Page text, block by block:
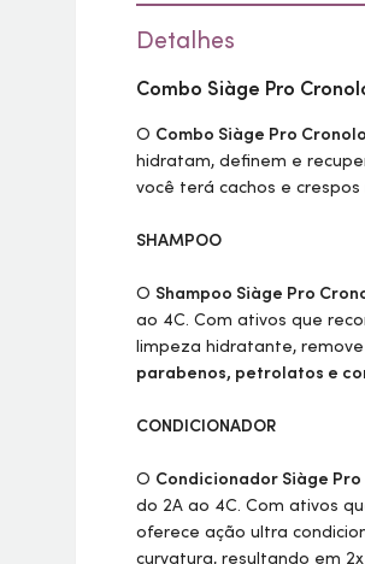
Detalhes
Combo Siàge Pro
O Combo Siàge Pro
hidratam, definem e
você terá cachos e
SHAMPOO
O Shampoo Siàge Pro
ao 4C. Com ativos que
limpeza hidratante,
parabenos, petrolatos e
CONDICIONADOR
O Condicionador Siàge
do 2A ao 4C. Com ativos
oferece ação ultra
curvatura, resultando em